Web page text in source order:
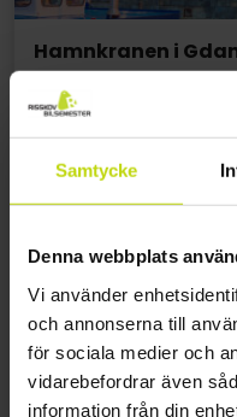
Samtycke
Denna webbplats
Vi använder
och annonserna till
för sociala medier och
vidarebefordrar även
information från din
Hamnkranen i
Hamnkranen är en
symboliserar
stadens storhetstid
utseende sedan
fästa master på
världens största
ton upp till 11 meter.
av 1800-talet och
om Gdańsk. Efter